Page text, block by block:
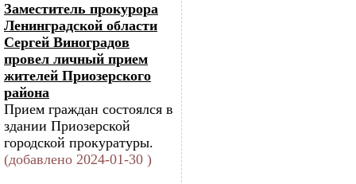
Заместитель прокурора
Ленинградской области
Сергей Виноградов
провел личный прием
жителей Приозерского
района
Прием граждан состоялся в
здании Приозерской
городской прокуратуры.
(добавлено 2024-01-30 )